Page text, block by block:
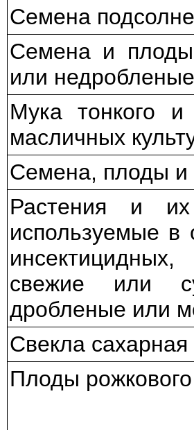
Семена
Семена и плоды
или недробленые
Мука тонкого
масличных
Семена, плоды и
Растения и
используемые
свежие или
дробленые или
Свекла сахарная
Плоды